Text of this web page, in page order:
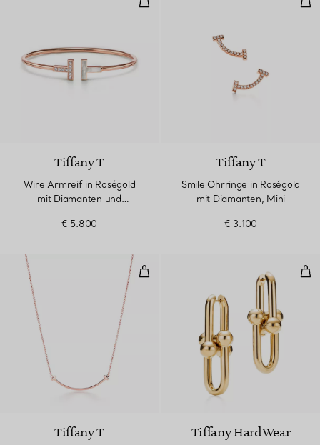
Tiffany T
Wire Armreif in Roségold
mit Diamanten und
€ 5.800
Tiffany T
Smile Ohrringe in Roségold
mit Diamanten, Mini
€ 3.100
Smile Anhänger in Roségold,
3 Materialien
Tiffany T Tiffany HardWear